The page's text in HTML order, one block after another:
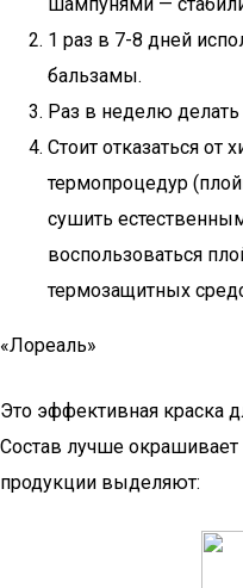
1 раз в 7-8 дней
бальзамы.
Раз в неделю
Стоит отказаться от
термопроцедур
сушить
воспользоваться
термозащитных
«Лореаль»
Это эффективная краска
Состав лучше
продукции выделяют: